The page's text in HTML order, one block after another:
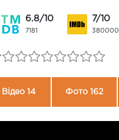
6.8/10
7181
7/10
380000
Відео 14 Фото 162